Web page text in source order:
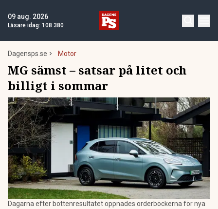
09 aug. 2026
Läsare idag: 108 380
Dagensps.se Motor
MG sämst – satsar på litet och
billigt i sommar
Dagarna efter bottenresultatet öppnades orderböckerna för nya